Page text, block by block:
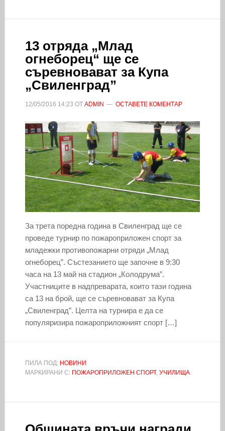
13 отряда „Млад
огнеборец“ ще се
съревновават за Купа
„Свиленград”
12/05/2016 14:23 ОТ ADMIN ОСТАВЕТЕ КОМЕНТАР
За трета поредна година в Свиленград ще се
проведе турнир по пожароприложен спорт за
младежки противопожарни отряди „Млад
огнеборец”. Състезанието ще започне в 9:30
часа на 13 май на стадион „Колодрума”.
Участниците в надпреварата, които тази година
са 13 на брой, ще се съревновават за Купа
„Свиленград”. Целта на турнира е да се
популяризира пожароприложният спорт […]
ПИЛА ПОД: НОВИНИ
МАРКИРАНИ С: ПОЖАРОПРИЛОЖЕН СПОРТ, УЧИЛИЩА